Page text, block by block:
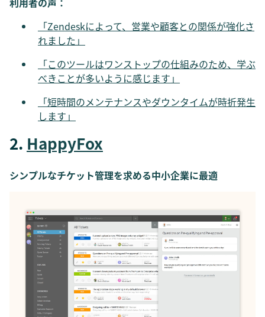
「Zendeskによって、営業や顧客との関係が強化さ
れました」
「このツールはワンストップの仕組みのため、学ぶ
べきことが多いように感じます」
「短時間のメンテナンスやダウンタイムが時折発生
します」
2. HappyFox
シンプルなチケット管理を求める中小企業に最適